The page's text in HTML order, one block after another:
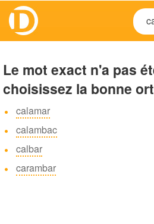
Le mot exact n'a pas
choisissez la bonne
calamar
calambac
calbar
carambar